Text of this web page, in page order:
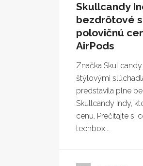
Skullcandy
bezdrôtové
polovičnú
AirPods
Značka
štýlovými
predstavila plne
Skullcandy Indy,
cenu. Prečítajte si
techbox...